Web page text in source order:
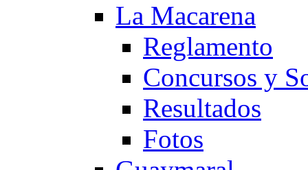
La Macarena
Reglamento
Concursos y
Resultados
Fotos